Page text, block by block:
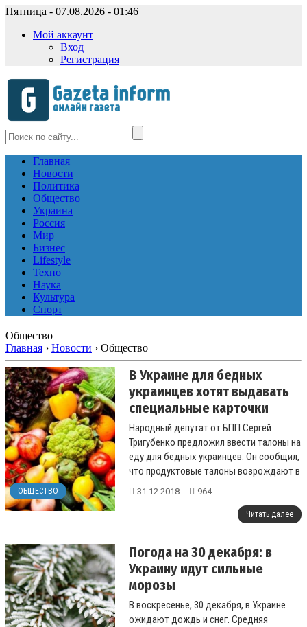
Пятница - 07.08.2026 - 01:46
Мой аккаунт
Вход
Регистрация
Главная
Новости
Политика
Общество
Украина
Россия
Мир
Бизнес
Lifestyle
Техно
Наука
Культура
Спорт
Общество
Главная › Новости › Общество
ОБЩЕСТВО
В Украине для бедных
украинцев хотят выдавать
специальные карточки
Народный депутат от БПП Сергей
Тригубенко предложил ввести талоны на
еду для бедных украинцев. Он сообщил,
что продуктовые талоны возрождают в
Литве, чтобы позаботиться о самых
31.12.2018 964
Читать далее
Погода на 30 декабря: в
Украину идут сильные
морозы
В воскресенье, 30 декабря, в Украине
ожидают дождь и снег. Средняя